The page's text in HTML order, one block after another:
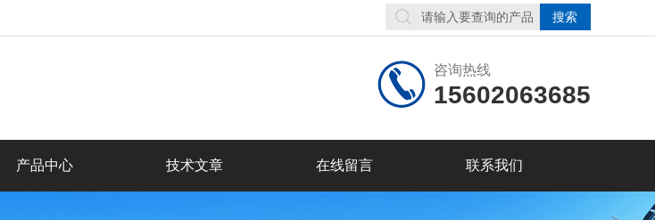
咨询热线
15602063685
产品中心 技术文章 在线留言 联系我们